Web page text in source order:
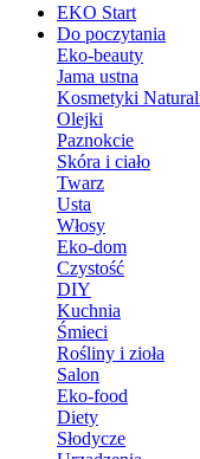
EKO Start
Do poczytania
Eko-beauty
Jama ustna
Kosmetyki
Olejki
Paznokcie
Skóra i ciało
Twarz
Usta
Włosy
Eko-dom
Czystość
DIY
Kuchnia
Śmieci
Rośliny i zioła
Salon
Eko-food
Diety
Słodycze